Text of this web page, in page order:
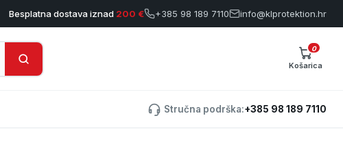
Besplatna dostava iznad 200 € +385 98 189 7110 info@klprotektion.hr
Košarica
0
Stručna podrška:+385 98 189 7110